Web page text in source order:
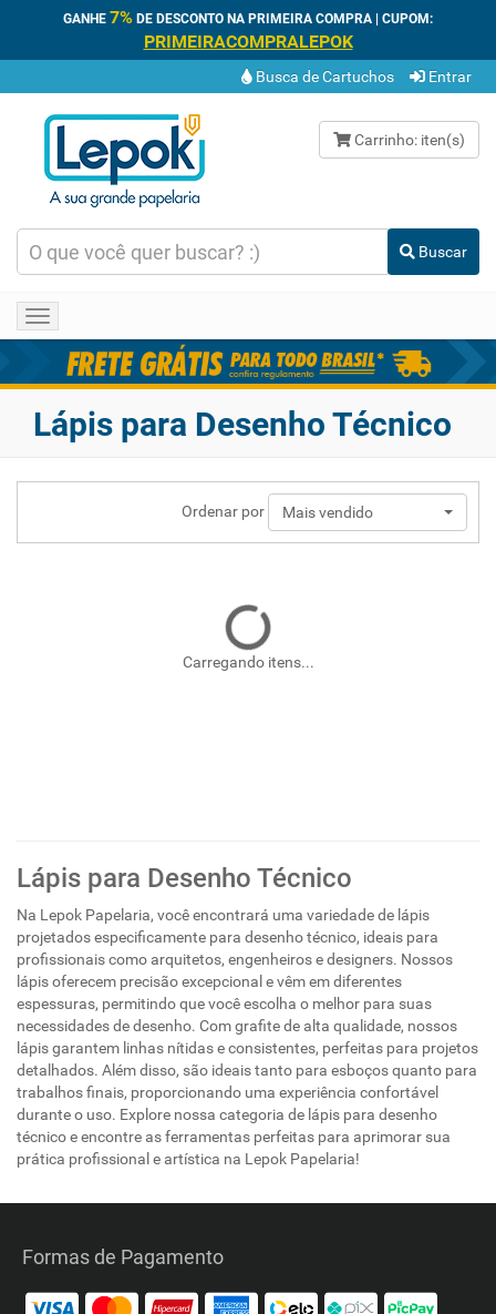
GANHE 7% DE DESCONTO NA PRIMEIRA COMPRA | CUPOM:
PRIMEIRACOMPRALEPOK
Busca de Cartuchos Entrar
Carrinho: iten(s)
Buscar
Toggle
navigation
Lápis para Desenho Técnico
Ordenar por Mais vendido
Carregando itens...
Lápis para Desenho Técnico
Na Lepok Papelaria, você encontrará uma variedade de lápis
projetados especificamente para desenho técnico, ideais para
profissionais como arquitetos, engenheiros e designers. Nossos
lápis oferecem precisão excepcional e vêm em diferentes
espessuras, permitindo que você escolha o melhor para suas
necessidades de desenho. Com grafite de alta qualidade, nossos
lápis garantem linhas nítidas e consistentes, perfeitas para projetos
detalhados. Além disso, são ideais tanto para esboços quanto para
trabalhos finais, proporcionando uma experiência confortável
durante o uso. Explore nossa categoria de lápis para desenho
técnico e encontre as ferramentas perfeitas para aprimorar sua
prática profissional e artística na Lepok Papelaria!
Formas de Pagamento